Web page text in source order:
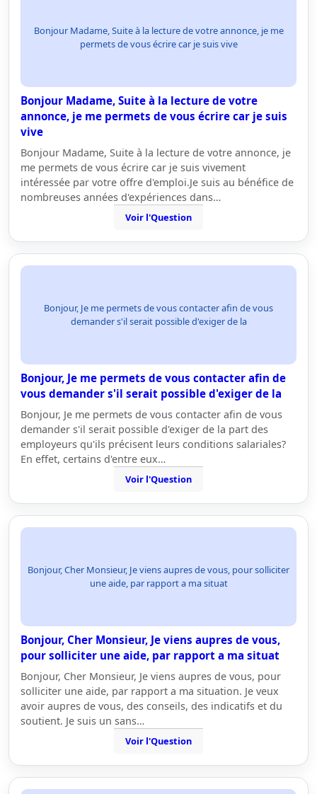
Bonjour Madame, Suite à la lecture de votre annonce, je me
permets de vous écrire car je suis vive
Bonjour Madame, Suite à la lecture de votre
annonce, je me permets de vous écrire car je suis
vive
Bonjour Madame, Suite à la lecture de votre annonce, je
me permets de vous écrire car je suis vivement
intéressée par votre offre d'emploi.Je suis au bénéfice de
nombreuses années d'expériences dans…
Voir l'Question
Bonjour, Je me permets de vous contacter afin de vous
demander s'il serait possible d'exiger de la
Bonjour, Je me permets de vous contacter afin de
vous demander s'il serait possible d'exiger de la
Bonjour, Je me permets de vous contacter afin de vous
demander s'il serait possible d'exiger de la part des
employeurs qu'ils précisent leurs conditions salariales?
En effet, certains d'entre eux…
Voir l'Question
Bonjour, Cher Monsieur, Je viens aupres de vous, pour solliciter
une aide, par rapport a ma situat
Bonjour, Cher Monsieur, Je viens aupres de vous,
pour solliciter une aide, par rapport a ma situat
Bonjour, Cher Monsieur, Je viens aupres de vous, pour
solliciter une aide, par rapport a ma situation. Je veux
avoir aupres de vous, des conseils, des indicatifs et du
soutient. Je suis un sans…
Voir l'Question